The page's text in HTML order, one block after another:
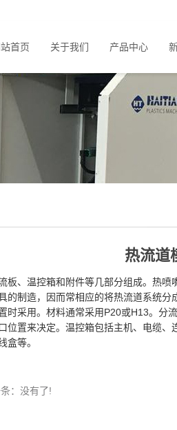
首页 关于我们 产品中心
热流道
板、温控箱和附件等几部分组成。热
的制造，因而常相应的将热流道系统
时采用。材料通常采用P20或H13。分
位置来决定。温控箱包括主机、电缆
盒等。
条：没有了!